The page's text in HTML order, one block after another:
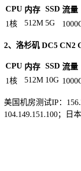
CPU 内存 SSD 流量
1核
512M 5G
2、洛杉矶 DC5 CN2
CPU 内存 SSD 流量
1核
512M 10G
美国机房测试IP：
104.149.151.100；日